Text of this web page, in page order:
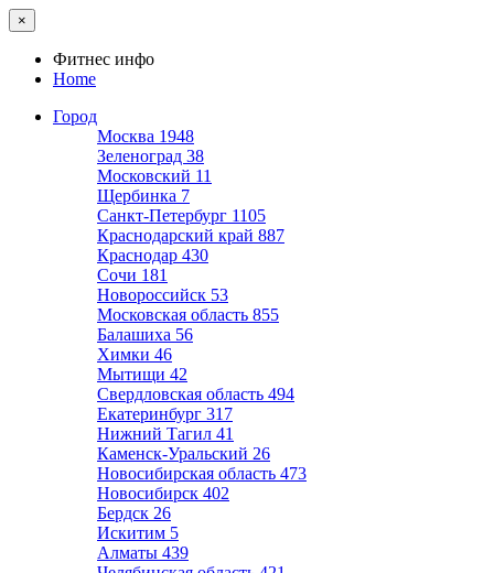
×
Фитнес инфо
Home
Город
Москва 1948
Зеленоград 38
Московский 11
Щербинка 7
Санкт-Петербург 1105
Краснодарский край 887
Краснодар 430
Сочи 181
Новороссийск 53
Московская область 855
Балашиха 56
Химки 46
Мытищи 42
Свердловская область 494
Екатеринбург 317
Нижний Тагил 41
Каменск-Уральский 26
Новосибирская область 473
Новосибирск 402
Бердск 26
Искитим 5
Алматы 439